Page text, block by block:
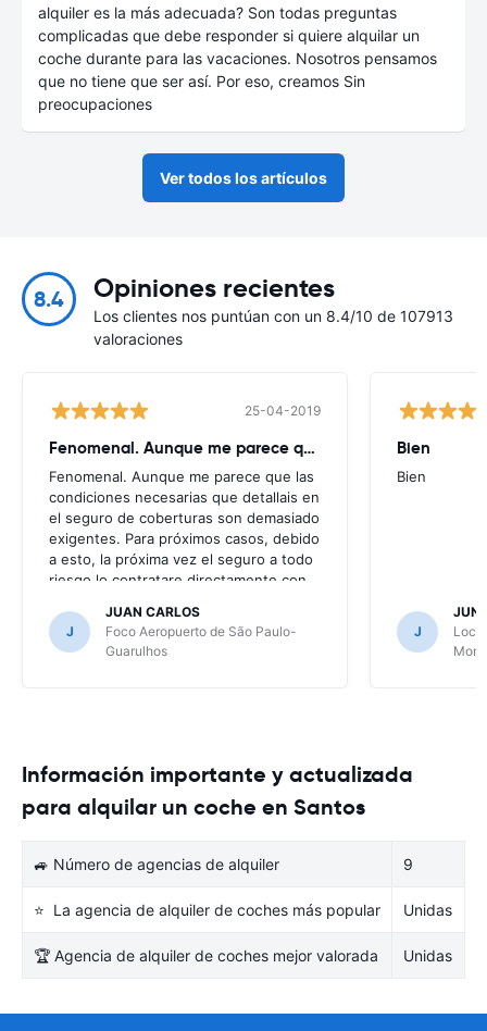
alquiler es la más adecuada? Son todas preguntas
complicadas que debe responder si quiere alquilar un
coche durante para las vacaciones. Nosotros pensamos
que no tiene que ser así. Por eso, creamos Sin
preocupaciones
Ver todos los artículos
8.4 Opiniones recientes
Los clientes nos puntúan con un 8.4/10 de 107913
valoraciones
25-04-2019
Fenomenal. Aunque me parece que
Fenomenal. Aunque me parece que las
condiciones necesarias que detallais en
el seguro de coberturas son demasiado
exigentes. Para próximos casos, debido
a esto, la próxima vez el seguro a todo
riesgo lo contratare directamente con
J
JUAN CARLOS
Foco Aeropuerto de São Paulo-
Guarulhos
Bien
Bien
J
JUNE
Información importante y actualizada
para alquilar un coche en Santos
🚙 Número de agencias de alquiler 9
⭐ La agencia de alquiler de coches más popular Unidas
🏆 Agencia de alquiler de coches mejor valorada Unidas